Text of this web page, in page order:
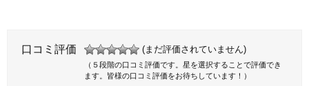
口コミ評価 (まだ評価されていません)
（５段階の口コミ評価です。星を選択することで評価でき
ます。皆様の口コミ評価をお待ちしています！）